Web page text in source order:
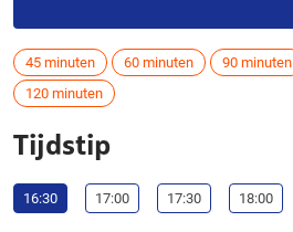
45 minuten 60 minuten 90 minuten
120 minuten
Tijdstip
16:30 17:00 17:30 18:00